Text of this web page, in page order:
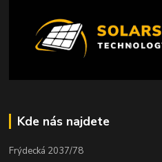
Kde nás najdete
Frýdecká 2037/78